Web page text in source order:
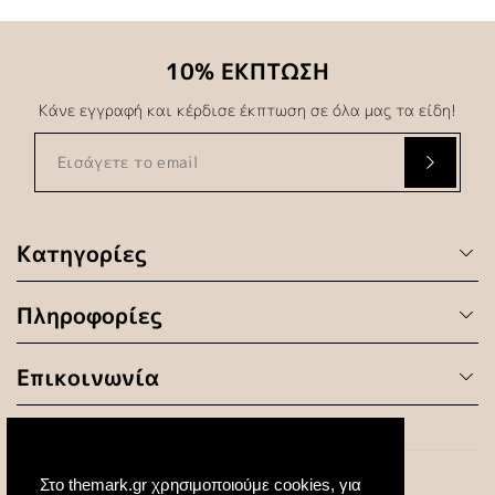
Στο themark.gr χρησιμοποιούμε cookies, για
Κατηγορίες
Πληροφορίες
Επικοινωνία
10% ΕΚΠΤΩΣΗ
Κάνε εγγραφή και κέρδισε έκπτωση σε όλα μας τα είδη!